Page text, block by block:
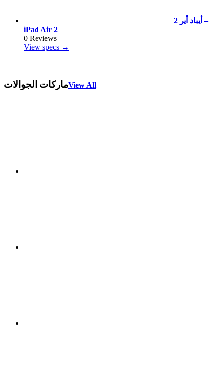
أيباد أير 2 –
iPad Air 2
0 Reviews
View specs →
ماركات الجوالاتView All